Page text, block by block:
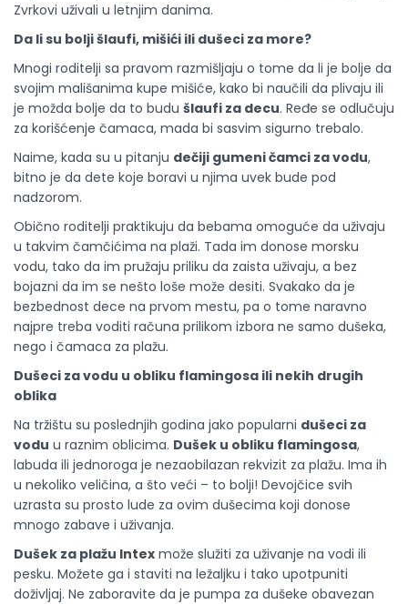
Zvrkovi uživali u letnjim danima.
Da li su bolji šlaufi, mišići ili dušeci za more?
Mnogi roditelji sa pravom razmišljaju o tome da li je bolje da
svojim mališanima kupe mišiće, kako bi naučili da plivaju ili
je možda bolje da to budu šlaufi za decu. Ređe se odlučuju
za korišćenje čamaca, mada bi sasvim sigurno trebalo.
Naime, kada su u pitanju dečiji gumeni čamci za vodu,
bitno je da dete koje boravi u njima uvek bude pod
nadzorom.
Obično roditelji praktikuju da bebama omoguće da uživaju
u takvim čamčićima na plaži. Tada im donose morsku
vodu, tako da im pružaju priliku da zaista uživaju, a bez
bojazni da im se nešto loše može desiti. Svakako da je
bezbednost dece na prvom mestu, pa o tome naravno
najpre treba voditi računa prilikom izbora ne samo dušeka,
nego i čamaca za plažu.
Dušeci za vodu u obliku flamingosa ili nekih drugih
oblika
Na tržištu su poslednjih godina jako popularni dušeci za
vodu u raznim oblicima. Dušek u obliku flamingosa,
labuda ili jednoroga je nezaobilazan rekvizit za plažu. Ima ih
u nekoliko veličina, a što veći – to bolji! Devojčice svih
uzrasta su prosto lude za ovim dušecima koji donose
mnogo zabave i uživanja.
Dušek za plažu Intex može služiti za uživanje na vodi ili
pesku. Možete ga i staviti na ležaljku i tako upotpuniti
doživljaj. Ne zaboravite da je pumpa za dušeke obavezan